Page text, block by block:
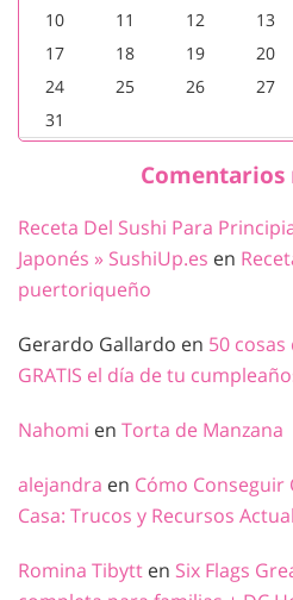
10
11 12 13
17
18 19 20
24
25 26 27
31
Comentarios
Receta Del Sushi Para
Japonés » SushiUp.es en
puertoriqueño
Gerardo Gallardo en 50
GRATIS el día de tu
Nahomi en Torta de Manzana
alejandra en Cómo Conseguir
Casa: Trucos y Recursos
Romina Tibytt en Six Flags